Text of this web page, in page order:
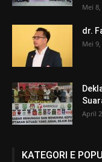
Mei
dr.
Mei
April
KATEGORI E